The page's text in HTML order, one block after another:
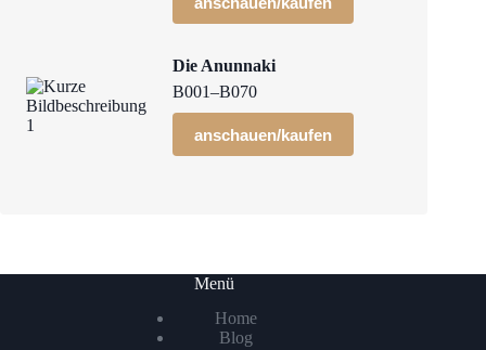
Die Anunnaki
B001–B070
anschauen/kaufen
Menü
Home
Blog